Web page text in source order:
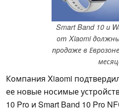
Smart Band 10 и
от Xiaomi
продаже в
Компания Xiaomi
ее новые носимые
10 Pro и Smart Band 10 Pro